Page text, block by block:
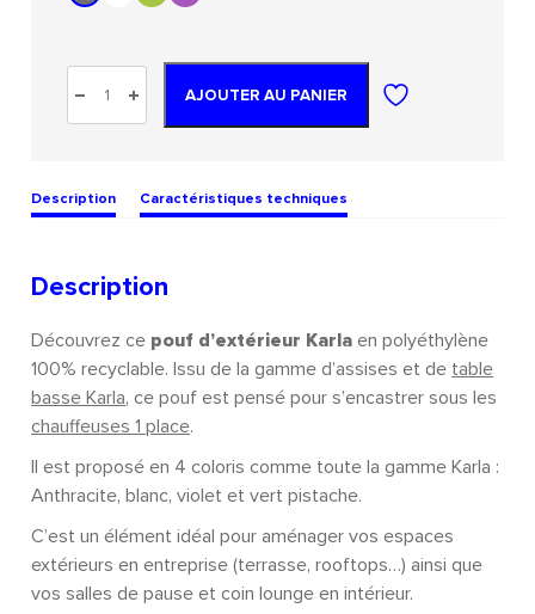
AJOUTER AU PANIER
Description Caractéristiques techniques
Description
Découvrez ce pouf d’extérieur Karlaen polyéthylène
100% recyclable. Issu de la gamme d’assises et de table
basse Karla, ce pouf est pensé pour s’encastrer sous les
chauffeuses 1 place.
Il est proposé en 4 coloris comme toute la gamme Karla :
Anthracite, blanc, violet et vert pistache.
C’est un élément idéal pour aménager vos espaces
extérieurs en entreprise (terrasse, rooftops…) ainsi que
vos salles de pause et coin lounge en intérieur.